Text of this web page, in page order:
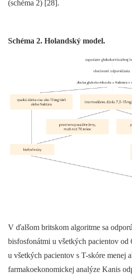
(schéma 2) [28].
Schéma 2. Holandský model.
V ďalšom britskom algoritme sa
bisfosfonátmi u všetkých pacientov od
u všetkých pacientov s T-skóre menej
farmakoekonomickej analýze Kanis